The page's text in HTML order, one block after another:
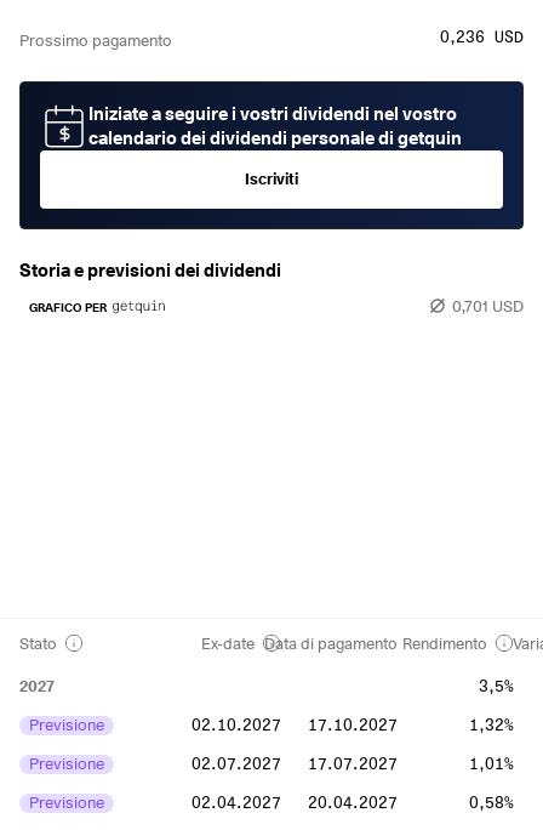
Prossimo pagamento 0,236 USD
Iniziate a seguire i vostri dividendi nel vostro
calendario dei dividendi personale di getquin
Iscriviti
Storia e previsioni dei dividendi
0,701 USD
GRAFICO PER
Stato Ex-date Data di pagamento Rendimento
2027
3,5%
Previsione
02.10.2027 17.10.2027
1,32%
Previsione
02.07.2027 17.07.2027
1,01%
Previsione
02.04.2027 20.04.2027
0,58%